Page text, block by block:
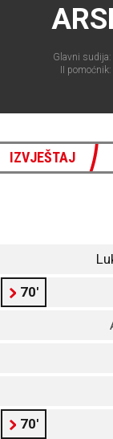
Glavni sudija:
II pomoćnik:
IZVJEŠTAJ
70'
70'